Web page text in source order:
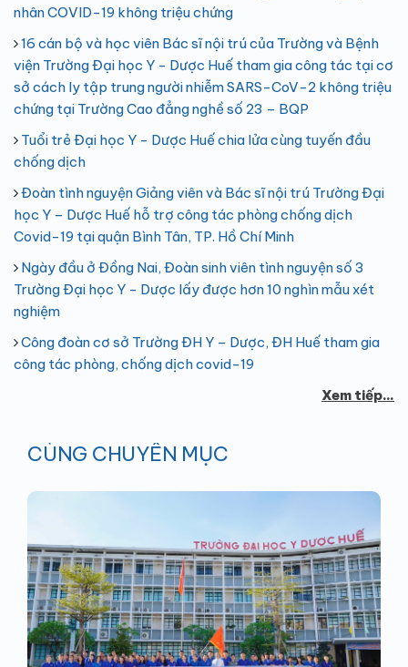
nhân COVID-19 không triệu chứng
16 cán bộ và học viên Bác sĩ nội trú của Trường và Bệnh
viện Trường Đại học Y - Dược Huế tham gia công tác tại cơ
sở cách ly tập trung người nhiễm SARS-CoV-2 không triệu
chứng tại Trường Cao đẳng nghề số 23 – BQP
Tuổi trẻ Đại học Y - Dược Huế chia lửa cùng tuyến đầu
chống dịch
Đoàn tình nguyện Giảng viên và Bác sĩ nội trú Trường Đại
học Y – Dược Huế hỗ trợ công tác phòng chống dịch
Covid-19 tại quận Bình Tân, TP. Hồ Chí Minh
Ngày đầu ở Đồng Nai, Đoàn sinh viên tình nguyện số 3
Trường Đại học Y - Dược lấy được hơn 10 nghìn mẫu xét
nghiệm
Công đoàn cơ sở Trường ĐH Y – Dược, ĐH Huế tham gia
công tác phòng, chống dịch covid-19
Xem tiếp...
CÙNG CHUYÊN MỤC